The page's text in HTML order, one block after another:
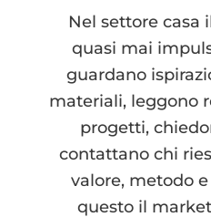
Nel settore casa
quasi mai
guardano
materiali, leggono
progetti,
contattano chi
valore, metodo
questo il